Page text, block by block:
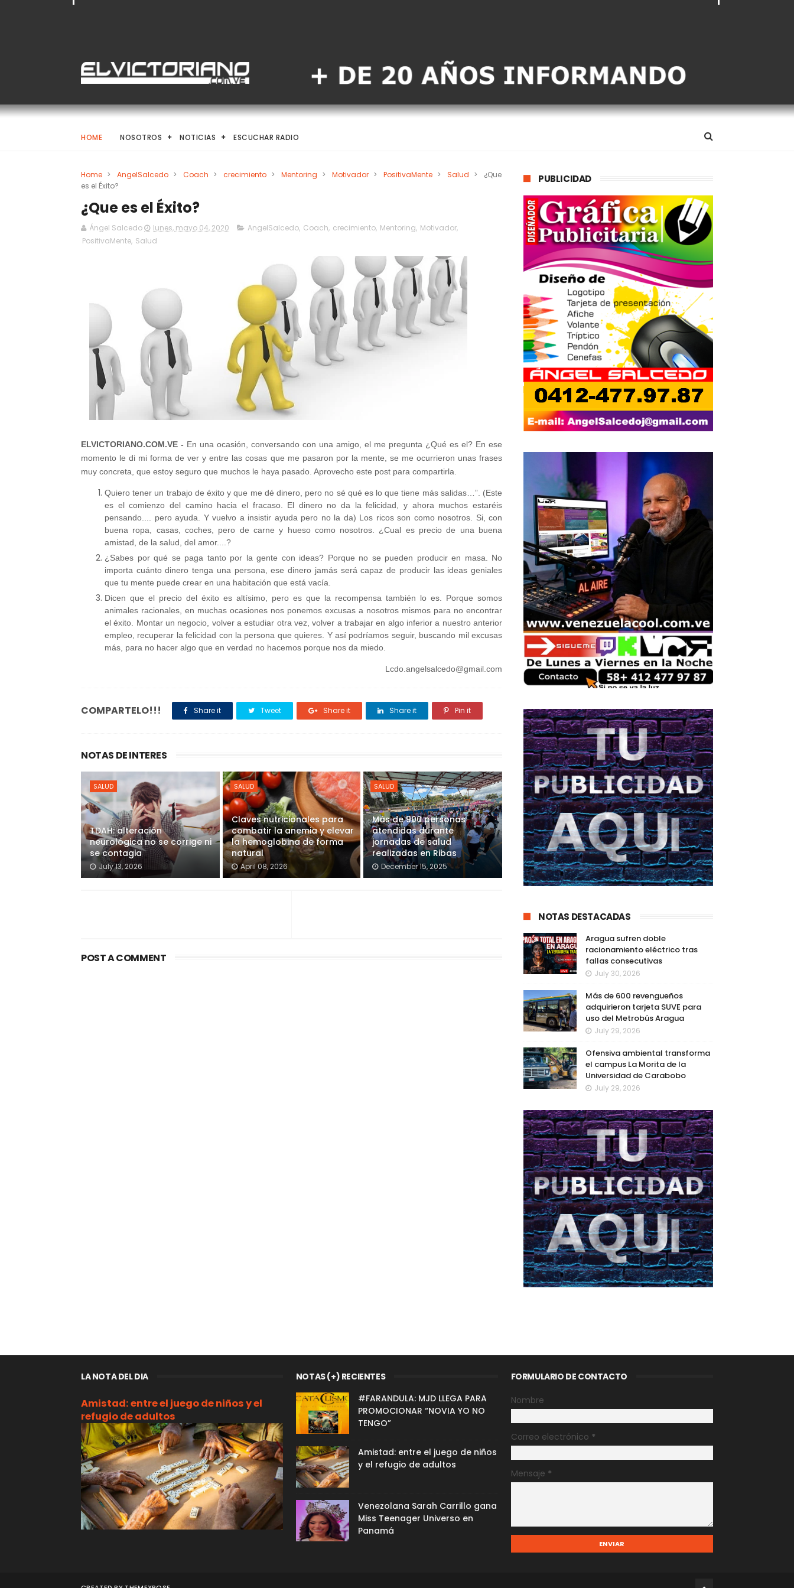
HOME NOSOTROS NOTICIAS ESCUCHAR RADIO
Home > AngelSalcedo > Coach > crecimiento > Mentoring > Motivador > PositivaMente > Salud >
¿Que
es el Éxito?
¿Que es el Éxito?
Ángel Salcedo lunes, mayo 04, 2020 AngelSalcedo, Coach, crecimiento, Mentoring, Motivador,
PositivaMente, Salud
ELVICTORIANO.COM.VE - En una ocasión, conversando con una amigo, el me pregunta ¿Qué es el? En ese
momento le di mi forma de ver y entre las cosas que me pasaron por la mente, se me ocurrieron unas frases
muy concreta, que estoy seguro que muchos le haya pasado. Aprovecho este post para compartirla.
Quiero tener un trabajo de éxito y que me dé dinero, pero no sé qué es lo que tiene más salidas…”. (Este
es el comienzo del camino hacia el fracaso. El dinero no da la felicidad, y ahora muchos estaréis
pensando.... pero ayuda. Y vuelvo a insistir ayuda pero no la da) Los ricos son como nosotros. Si, con
buena ropa, casas, coches, pero de carne y hueso como nosotros. ¿Cual es precio de una buena
amistad, de la salud, del amor....?
¿Sabes por qué se paga tanto por la gente con ideas? Porque no se pueden producir en masa. No
importa cuánto dinero tenga una persona, ese dinero jamás será capaz de producir las ideas geniales
que tu mente puede crear en una habitación que está vacía.
Dicen que el precio del éxito es altísimo, pero es que la recompensa también lo es. Porque somos
animales racionales, en muchas ocasiones nos ponemos excusas a nosotros mismos para no encontrar
el éxito. Montar un negocio, volver a estudiar otra vez, volver a trabajar en algo inferior a nuestro anterior
empleo, recuperar la felicidad con la persona que quieres. Y así podríamos seguir, buscando mil excusas
más, para no hacer algo que en verdad no hacemos porque nos da miedo.
Lcdo.angelsalcedo@gmail.com
COMPARTELO!!! Share it Tweet Share it Share it Pin it
NOTAS DE INTERES
SALUD
TDAH: alteración
neurológica no se corrige ni
se contagia
July 13, 2026
SALUD
Claves nutricionales para
combatir la anemia y elevar
la hemoglobina de forma
natural
April 08, 2026
SALUD
Más de 900 personas
atendidas durante
jornadas de salud
realizadas en Ribas
December 15, 2025
POST A COMMENT
PUBLICIDAD
NOTAS DESTACADAS
Aragua sufren doble
racionamiento eléctrico tras
fallas consecutivas
July 30, 2026
Más de 600 revengueños
adquirieron tarjeta SUVE para
uso del Metrobús Aragua
July 29, 2026
Ofensiva ambiental transforma
el campus La Morita de la
Universidad de Carabobo
July 29, 2026
LA NOTA DEL DIA
Amistad: entre el juego de niños y el
refugio de adultos
NOTAS (+) RECIENTES
#FARANDULA: MJD LLEGA PARA
PROMOCIONAR “NOVIA YO NO
TENGO”
Amistad: entre el juego de niños
y el refugio de adultos
Venezolana Sarah Carrillo gana
Miss Teenager Universo en
Panamá
FORMULARIO DE CONTACTO
Nombre
Correo electrónico *
Mensaje *